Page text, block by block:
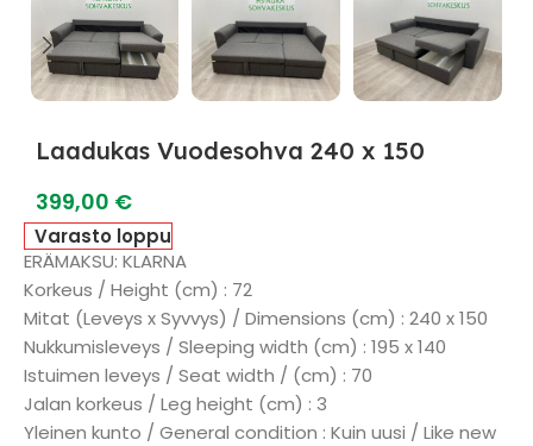
Laadukas Vuodesohva 240 x 150
399,00 €
Varasto loppu
ERÄMAKSU: KLARNA
Korkeus / Height (cm) : 72
Mitat (Leveys x Syvvys) / Dimensions (cm) : 240 x 150
Nukkumisleveys / Sleeping width (cm) : 195 x 140
Istuimen leveys / Seat width / (cm) : 70
Jalan korkeus / Leg height (cm) : 3
Yleinen kunto / General condition : Kuin uusi / Like new